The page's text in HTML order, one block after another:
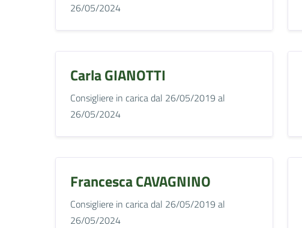
26/05/2024
Carla GIANOTTI
Consigliere in carica dal 26/05/2019 al
26/05/2024
Francesca CAVAGNINO
Consigliere in carica dal 26/05/2019 al
26/05/2024